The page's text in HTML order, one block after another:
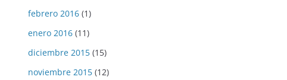
febrero 2016 (1)
enero 2016 (11)
diciembre 2015 (15)
noviembre 2015 (12)